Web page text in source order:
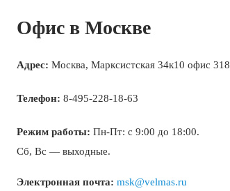
Офис в Москве
Адрес: Москва, Марксистская 34к10 офис 318
Телефон: 8-495-228-18-63
Режим работы: Пн-Пт: с 9:00 до 18:00.
Сб, Вс — выходные.
Электронная почта: msk@velmas.ru